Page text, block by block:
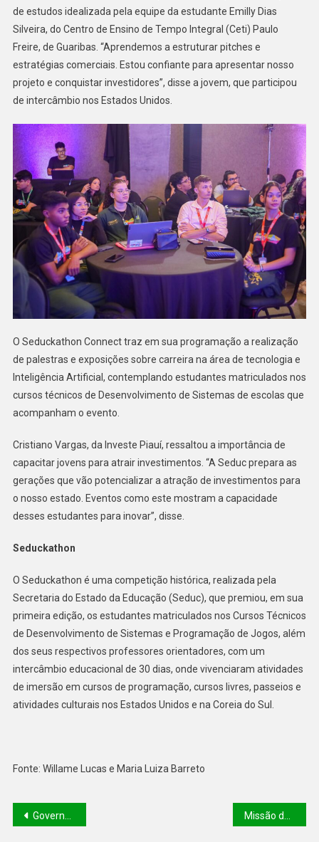
de estudos idealizada pela equipe da estudante Emilly Dias
Silveira, do Centro de Ensino de Tempo Integral (Ceti) Paulo
Freire, de Guaribas. “Aprendemos a estruturar pitches e
estratégias comerciais. Estou confiante para apresentar nosso
projeto e conquistar investidores”, disse a jovem, que participou
de intercâmbio nos Estados Unidos.
O Seduckathon Connect traz em sua programação a realização
de palestras e exposições sobre carreira na área de tecnologia e
Inteligência Artificial, contemplando estudantes matriculados nos
cursos técnicos de Desenvolvimento de Sistemas de escolas que
acompanham o evento.
Cristiano Vargas, da Investe Piauí, ressaltou a importância de
capacitar jovens para atrair investimentos. “A Seduc prepara as
gerações que vão potencializar a atração de investimentos para
o nosso estado. Eventos como este mostram a capacidade
desses estudantes para inovar”, disse.
Seduckathon
O Seduckathon é uma competição histórica, realizada pela
Secretaria do Estado da Educação (Seduc), que premiou, em sua
primeira edição, os estudantes matriculados nos Cursos Técnicos
de Desenvolvimento de Sistemas e Programação de Jogos, além
dos seus respectivos professores orientadores, com um
intercâmbio educacional de 30 dias, onde vivenciaram atividades
de imersão em cursos de programação, cursos livres, passeios e
atividades culturais nos Estados Unidos e na Coreia do Sul.
Fonte: Willame Lucas e Maria Luiza Barreto
Governador Rafael Fonteles sanciona lei que beneficia pacientes com fibromialgia Missão do BID chega ao Piauí para discutir parcerias em sustentabilidade fiscal e ambiental